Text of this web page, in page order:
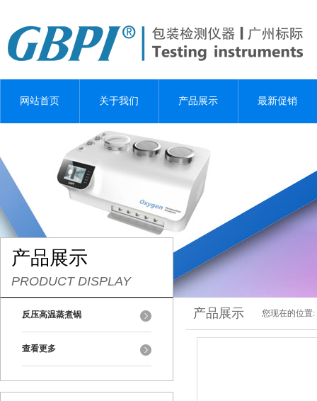
网站首页 关于我们 产品展示 最新促销
产品展示
PRODUCT DISPLAY
反压高温蒸煮锅
查看更多
产品展示 您现在的位置: